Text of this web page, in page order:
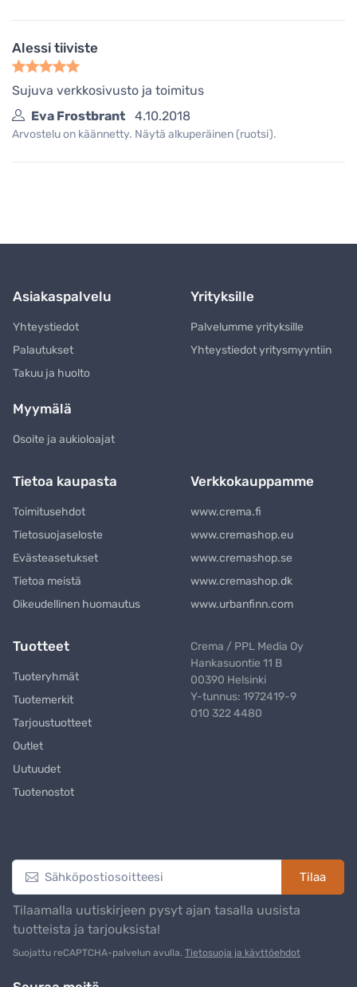
Alessi tiiviste
Sujuva verkkosivusto ja toimitus
Eva Frostbrant
4.10.2018
Arvostelu on käännetty. Näytä alkuperäinen (ruotsi).
Asiakaspalvelu
Yhteystiedot
Palautukset
Takuu ja huolto
Yrityksille
Palvelumme yrityksille
Yhteystiedot yritysmyyntiin
Myymälä
Osoite ja aukioloajat
Tietoa kaupasta
Toimitusehdot
Tietosuojaseloste
Evästeasetukset
Tietoa meistä
Oikeudellinen huomautus
Verkkokauppamme
www.crema.fi
www.cremashop.eu
www.cremashop.se
www.cremashop.dk
www.urbanfinn.com
Tuotteet
Tuoteryhmät
Tuotemerkit
Tarjoustuotteet
Outlet
Uutuudet
Tuotenostot
Crema / PPL Media Oy
Hankasuontie 11 B
00390 Helsinki
Y-tunnus: 1972419-9
010 322 4480
Tilaa
Tilaamalla uutiskirjeen pysyt ajan tasalla uusista
tuotteista ja tarjouksista!
Suojattu reCAPTCHA-palvelun avulla. Tietosuoja ja käyttöehdot